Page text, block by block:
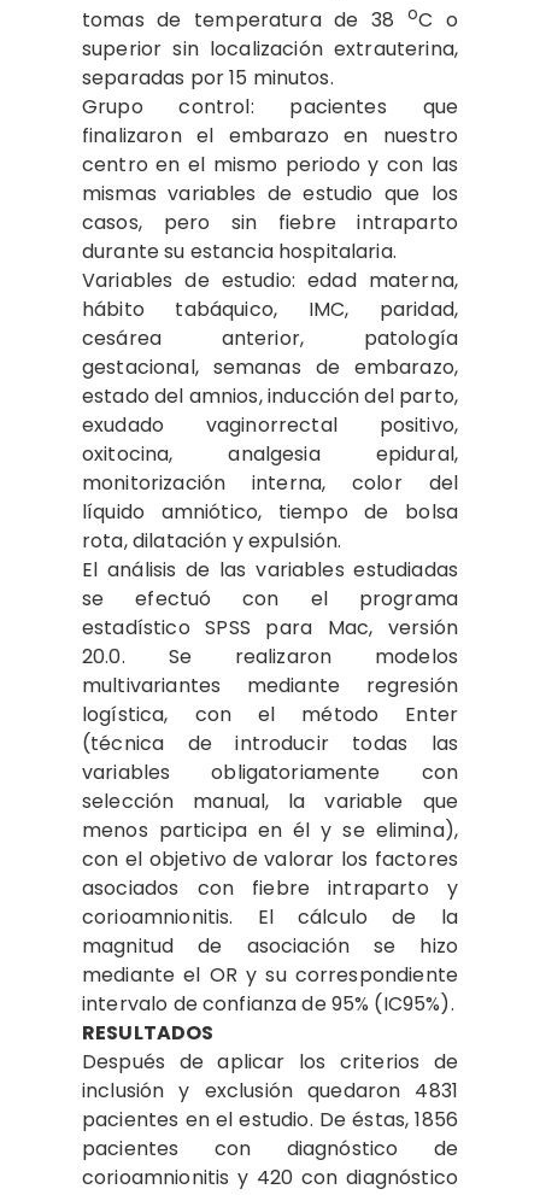
tomas de temperatura de 38
oC o
superior sin localización extrauterina,
separadas por 15 minutos.
Grupo control: pacientes que
finalizaron el embarazo en nuestro
centro en el mismo periodo y con las
mismas variables de estudio que los
casos, pero sin fiebre intraparto
durante su estancia hospitalaria.
Variables de estudio: edad materna,
hábito tabáquico, IMC, paridad,
cesárea anterior, patología
gestacional, semanas de embarazo,
estado del amnios, inducción del parto,
exudado vaginorrectal positivo,
oxitocina, analgesia epidural,
monitorización interna, color del
líquido amniótico, tiempo de bolsa
rota, dilatación y expulsión.
El análisis de las variables estudiadas
se efectuó con el programa
estadístico SPSS para Mac, versión
20.0. Se realizaron modelos
multivariantes mediante regresión
logística, con el método Enter
(técnica de introducir todas las
variables obligatoriamente con
selección manual, la variable que
menos participa en él y se elimina),
con el objetivo de valorar los factores
asociados con fiebre intraparto y
corioamnionitis. El cálculo de la
magnitud de asociación se hizo
mediante el OR y su correspondiente
intervalo de confianza de 95% (IC95%).
RESULTADOS
Después de aplicar los criterios de
inclusión y exclusión quedaron 4831
pacientes en el estudio. De éstas, 1856
pacientes con diagnóstico de
corioamnionitis y 420 con diagnóstico